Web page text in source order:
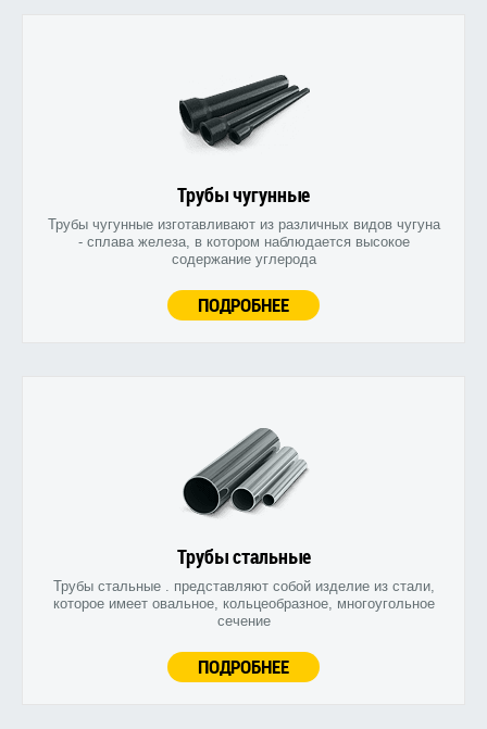
Трубы чугунные
Трубы чугунные изготавливают из различных видов чугуна
- сплава железа, в котором наблюдается высокое
содержание углерода
ПОДРОБНЕЕ
Трубы стальные
Трубы стальные . представляют собой изделие из стали,
которое имеет овальное, кольцеобразное, многоугольное
сечение
ПОДРОБНЕЕ